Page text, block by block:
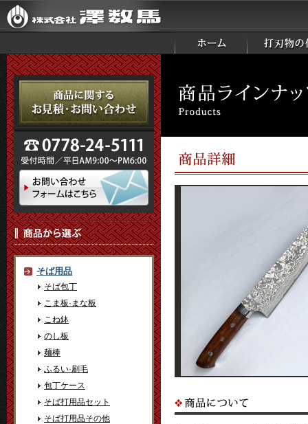
そば用品
そば包丁
こま板·まな板
こね鉢
のし板
麺棒
ふるい·刷毛
包丁ケース
そば打用品セット
そば打用品その他